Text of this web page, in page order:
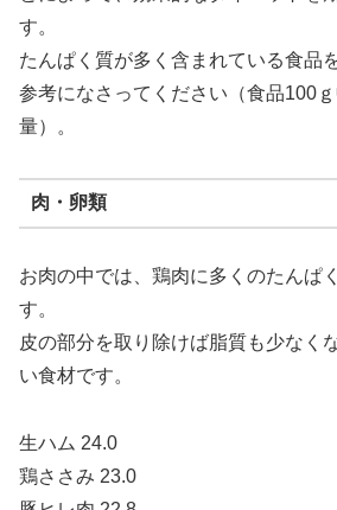
す。
たんぱく質が多く含まれている食品
参考になさってください（食品100
量）。
肉・卵類
お肉の中では、鶏肉に多くのたんぱ
す。
皮の部分を取り除けば脂質も少なく
い食材です。
生ハム 24.0
鶏ささみ 23.0